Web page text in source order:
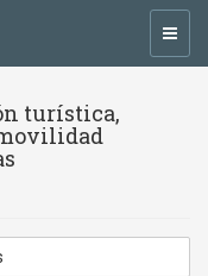
turística,